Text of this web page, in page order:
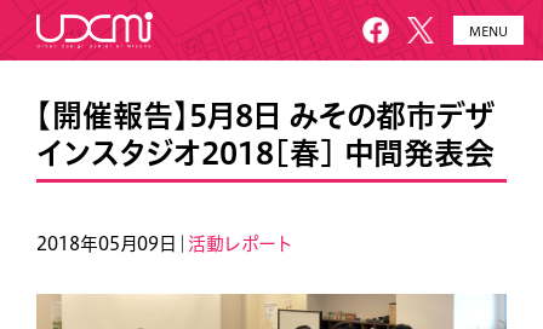
MENU
HOME UDCMiとは
施設概要 美園について
【開催報告】5月8日 みその都市デザ
インスタジオ2018[春] 中間発表会
2018年05月09日｜ 活動レポート